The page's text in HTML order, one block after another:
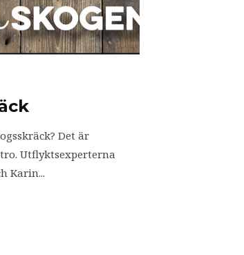
Det är
Utflyktsexperterna
Karin...